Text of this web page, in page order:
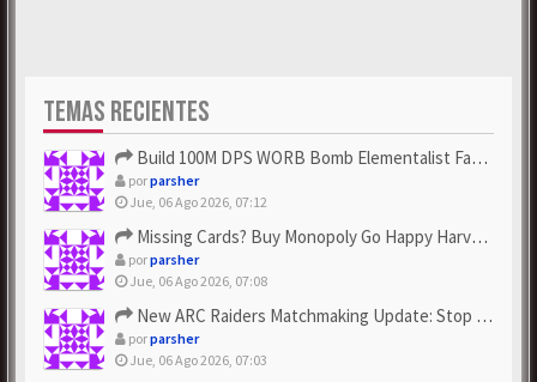
TEMAS RECIENTES
Build 100M DPS WORB Bomb Elementalist Fast - Grab POE Curren...
porparsher
Jue, 06 Ago 2026, 07:12
Missing Cards? Buy Monopoly Go Happy Harvest with Looney Tun...
porparsher
Jue, 06 Ago 2026, 07:08
New ARC Raiders Matchmaking Update: Stop Failed - Grab Bluep...
porparsher
Jue, 06 Ago 2026, 07:03